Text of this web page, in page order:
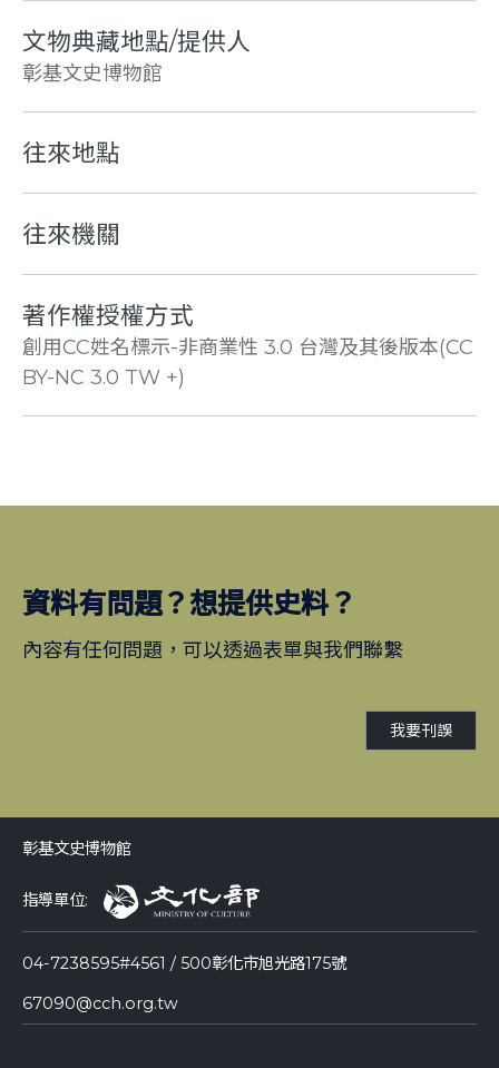
文物典藏地點/提供人
彰基文史博物館
往來地點
往來機關
著作權授權方式
創用CC姓名標示-非商業性 3.0 台灣及其後版本(CC
BY-NC 3.0 TW +)
資料有問題？想提供史料？
內容有任何問題，可以透過表單與我們聯繫
我要刊誤
彰基文史博物館
指導單位:
04-7238595#4561 / 500彰化市旭光路175號
67090@cch.org.tw